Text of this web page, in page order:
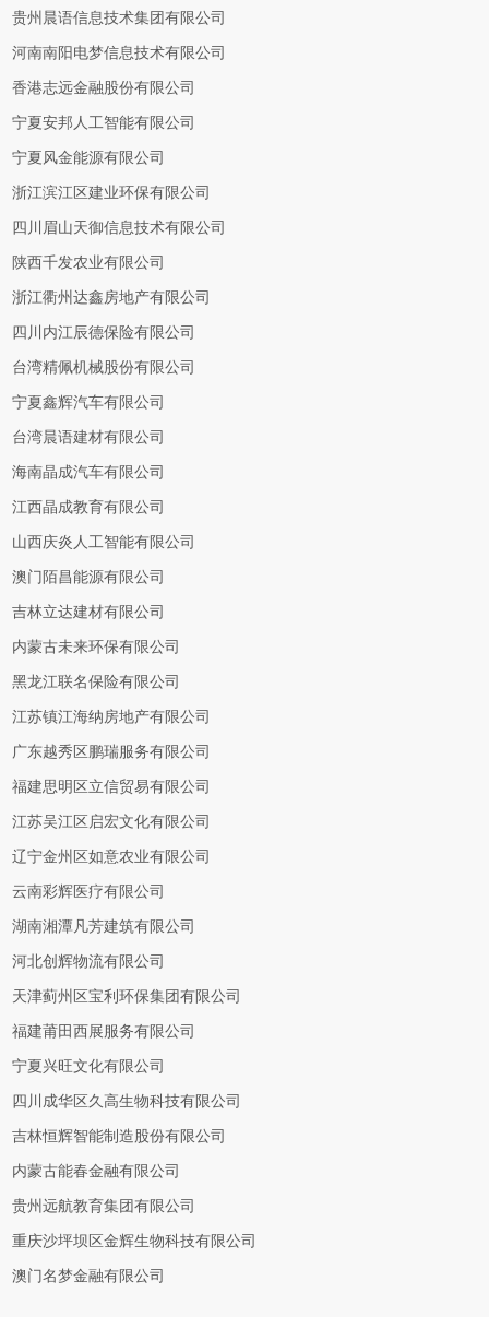
贵州晨语信息技术集团有限公司
河南南阳电梦信息技术有限公司
香港志远金融股份有限公司
宁夏安邦人工智能有限公司
宁夏风金能源有限公司
浙江滨江区建业环保有限公司
四川眉山天御信息技术有限公司
陕西千发农业有限公司
浙江衢州达鑫房地产有限公司
四川内江辰德保险有限公司
台湾精佩机械股份有限公司
宁夏鑫辉汽车有限公司
台湾晨语建材有限公司
海南晶成汽车有限公司
江西晶成教育有限公司
山西庆炎人工智能有限公司
澳门陌昌能源有限公司
吉林立达建材有限公司
内蒙古未来环保有限公司
黑龙江联名保险有限公司
江苏镇江海纳房地产有限公司
广东越秀区鹏瑞服务有限公司
福建思明区立信贸易有限公司
江苏吴江区启宏文化有限公司
辽宁金州区如意农业有限公司
云南彩辉医疗有限公司
湖南湘潭凡芳建筑有限公司
河北创辉物流有限公司
天津蓟州区宝利环保集团有限公司
福建莆田西展服务有限公司
宁夏兴旺文化有限公司
四川成华区久高生物科技有限公司
吉林恒辉智能制造股份有限公司
内蒙古能春金融有限公司
贵州远航教育集团有限公司
重庆沙坪坝区金辉生物科技有限公司
澳门名梦金融有限公司